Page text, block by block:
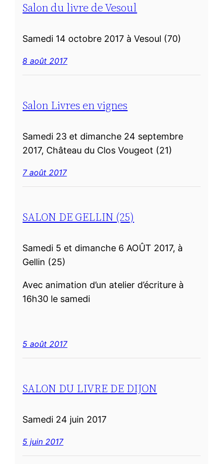
Salon du livre de Vesoul
Samedi 14 octobre 2017 à Vesoul (70)
8 août 2017
Salon Livres en vignes
Samedi 23 et dimanche 24 septembre
2017, Château du Clos Vougeot (21)
7 août 2017
SALON DE GELLIN (25)
Samedi 5 et dimanche 6 AOÛT 2017, à
Gellin (25)
Avec animation d’un atelier d’écriture à
16h30 le samedi
5 août 2017
SALON DU LIVRE DE DIJON
Samedi 24 juin 2017
5 juin 2017